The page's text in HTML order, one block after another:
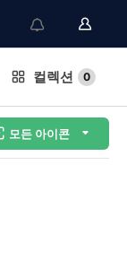
컬렉션 0
모든 아이콘